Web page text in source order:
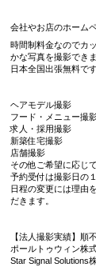
会社やお店のホーム
時間制料金なのでカ
かな写真を撮影でき
日本全国出張無料で
ヘアモデル撮影
フード・メニュー撮
求人・採用撮影
新築住宅撮影
店舗撮影
その他ご希望に応じ
予約受付は撮影日の
日程の変更には理由
だきます。
【法人撮影実績】順
ポールトゥウィン株
Star Signal Solutions